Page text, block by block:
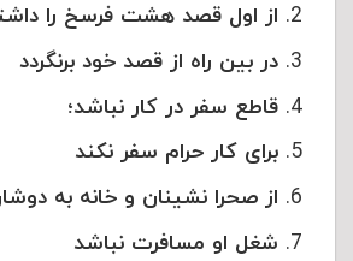
از اول قصد هشت فرسخ را
در بین راه از قصد خود برنگردد
قاطع سفر در کار نباشد؛
برای کار حرام سفر نکند
از صحرا نشینان و خانه به
شغل او مسافرت نباشد